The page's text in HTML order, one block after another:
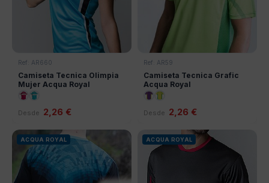
Ref: AR660
Camiseta Tecnica Olimpia
Mujer Acqua Royal
Desde 2,26 €
Ref: AR59
Camiseta Tecnica Grafic
Acqua Royal
Desde 2,26 €
ACQUA ROYAL ACQUA ROYAL